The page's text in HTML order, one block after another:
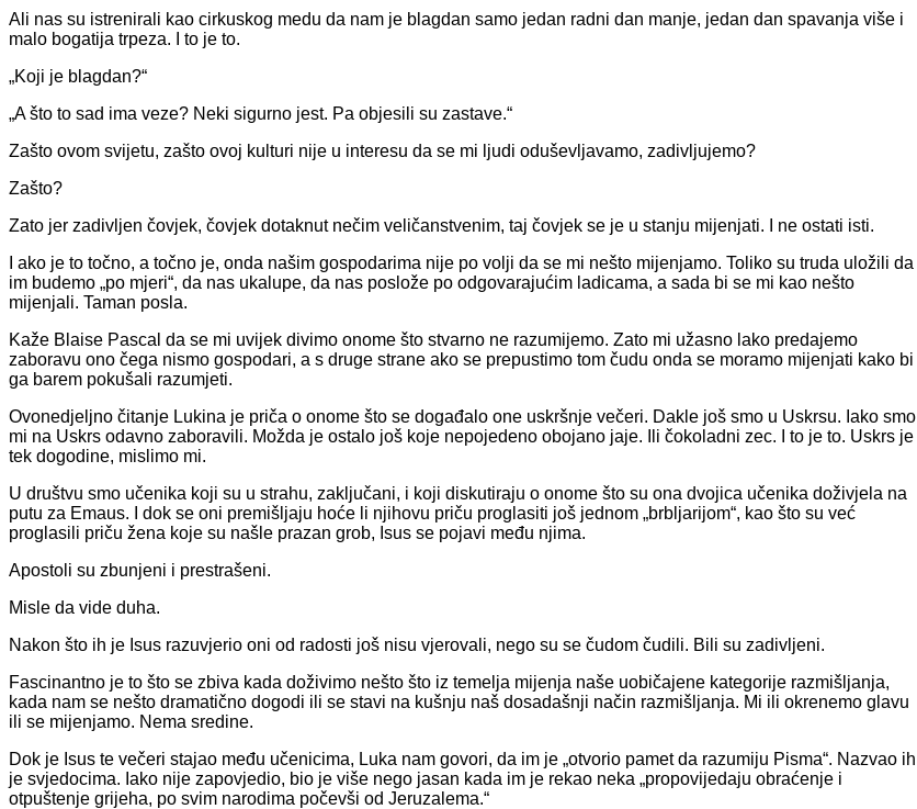
Ali nas su istrenirali kao cirkuskog medu da nam je blagdan samo jedan radni dan manje, jedan dan spavanja više i
malo bogatija trpeza. I to je to.
„Koji je blagdan?“
„A što to sad ima veze? Neki sigurno jest. Pa objesili su zastave.“
Zašto ovom svijetu, zašto ovoj kulturi nije u interesu da se mi ljudi oduševljavamo, zadivljujemo?
Zašto?
Zato jer zadivljen čovjek, čovjek dotaknut nečim veličanstvenim, taj čovjek se je u stanju mijenjati. I ne ostati isti.
I ako je to točno, a točno je, onda našim gospodarima nije po volji da se mi nešto mijenjamo. Toliko su truda uložili da
im budemo „po mjeri“, da nas ukalupe, da nas poslože po odgovarajućim ladicama, a sada bi se mi kao nešto
mijenjali. Taman posla.
Kaže Blaise Pascal da se mi uvijek divimo onome što stvarno ne razumijemo. Zato mi užasno lako predajemo
zaboravu ono čega nismo gospodari, a s druge strane ako se prepustimo tom čudu onda se moramo mijenjati kako bi
ga barem pokušali razumjeti.
Ovonedjeljno čitanje Lukina je priča o onome što se događalo one uskršnje večeri. Dakle još smo u Uskrsu. Iako smo
mi na Uskrs odavno zaboravili. Možda je ostalo još koje nepojedeno obojano jaje. Ili čokoladni zec. I to je to. Uskrs je
tek dogodine, mislimo mi.
U društvu smo učenika koji su u strahu, zaključani, i koji diskutiraju o onome što su ona dvojica učenika doživjela na
putu za Emaus. I dok se oni premišljaju hoće li njihovu priču proglasiti još jednom „brbljarijom“, kao što su već
proglasili priču žena koje su našle prazan grob, Isus se pojavi među njima.
Apostoli su zbunjeni i prestrašeni.
Misle da vide duha.
Nakon što ih je Isus razuvjerio oni od radosti još nisu vjerovali, nego su se čudom čudili. Bili su zadivljeni.
Fascinantno je to što se zbiva kada doživimo nešto što iz temelja mijenja naše uobičajene kategorije razmišljanja,
kada nam se nešto dramatično dogodi ili se stavi na kušnju naš dosadašnji način razmišljanja. Mi ili okrenemo glavu
ili se mijenjamo. Nema sredine.
Dok je Isus te večeri stajao među učenicima, Luka nam govori, da im je „otvorio pamet da razumiju Pisma“. Nazvao ih
je svjedocima. Iako nije zapovjedio, bio je više nego jasan kada im je rekao neka „propovijedaju obraćenje i
otpuštenje grijeha, po svim narodima počevši od Jeruzalema.“